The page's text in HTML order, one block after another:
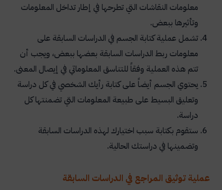
معلومات النقاشات التي تطرحها في إطار تداخل المعلومات
وتأثيرها ببعض.
تشمل عملية كتابة الجسم في الدراسات السابقة على
معلومات ربط الدراسات السابقة بعضها ببعض، ويجب أن
تتم هذه العملية وفقاً للتناسق المعلوماتي في إيصال المعنى.
يحتوي الجسم أيضاً على كتابة رأيك الشخصي في كل دراسة
وتعليق البسيط على طبيعة المعلومات التي تضمنتها كل
دراسة.
ستقوم بكتابة سبب اختيارك لهذه الدراسات السابقة
وتضمينها في دراستك الحالية.
عملية توثيق المراجع في الدراسات السابقة